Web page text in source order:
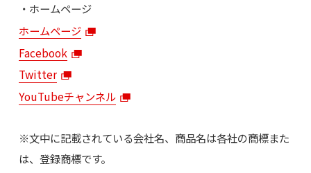
・ホームページ
ホームページ
Facebook
Twitter
YouTubeチャンネル
※文中に記載されている会社名、商品名は各社の商標また
は、登録商標です。